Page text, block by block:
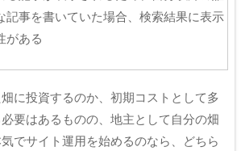
記事を書いていた場合、検索結果に表示
がある
に投資するのか、初期コストとして多
要はあるものの、地主として自分の畑
でサイト運用を始めるのなら、どちら